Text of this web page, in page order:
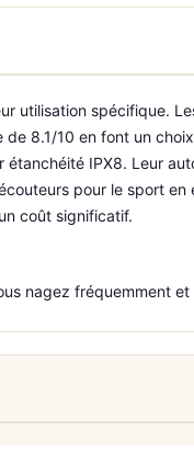
utilisation spécifique.
8.1/10 en font un
IPX8. Leur
pour le sport
coût significatif.
nagez fréquemment